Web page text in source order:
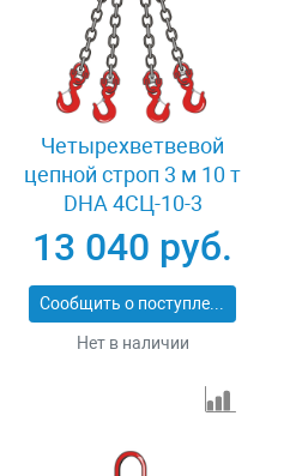
Четырехветвевой
цепной строп 3 м 10 т
DHA 4СЦ-10-3
13 040 руб.
Сообщить о поступлении
Нет в наличии